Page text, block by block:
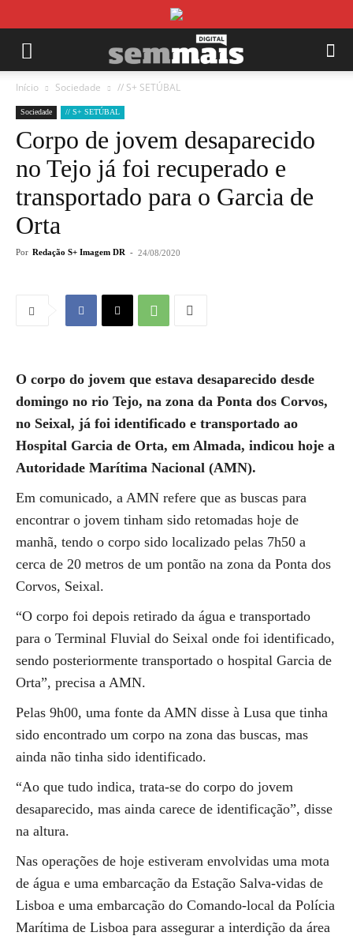
Início Sociedade // S+ SETÚBAL
Sociedade // S+ SETÚBAL
Corpo de jovem desaparecido
no Tejo já foi recuperado e
transportado para o Garcia de
Orta
Por Redação S+ Imagem DR - 24/08/2020
O corpo do jovem que estava desaparecido desde
domingo no rio Tejo, na zona da Ponta dos Corvos,
no Seixal, já foi identificado e transportado ao
Hospital Garcia de Orta, em Almada, indicou hoje a
Autoridade Marítima Nacional (AMN).
Em comunicado, a AMN refere que as buscas para
encontrar o jovem tinham sido retomadas hoje de
manhã, tendo o corpo sido localizado pelas 7h50 a
cerca de 20 metros de um pontão na zona da Ponta dos
Corvos, Seixal.
“O corpo foi depois retirado da água e transportado
para o Terminal Fluvial do Seixal onde foi identificado,
sendo posteriormente transportado o hospital Garcia de
Orta”, precisa a AMN.
Pelas 9h00, uma fonte da AMN disse à Lusa que tinha
sido encontrado um corpo na zona das buscas, mas
ainda não tinha sido identificado.
“Ao que tudo indica, trata-se do corpo do jovem
desaparecido, mas ainda carece de identificação”, disse
na altura.
Nas operações de hoje estiveram envolvidas uma mota
de água e uma embarcação da Estação Salva-vidas de
Lisboa e uma embarcação do Comando-local da Polícia
Marítima de Lisboa para assegurar a interdição da área